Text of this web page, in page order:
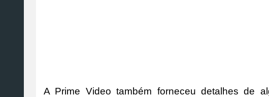
A Prime Video também forneceu detalhes de